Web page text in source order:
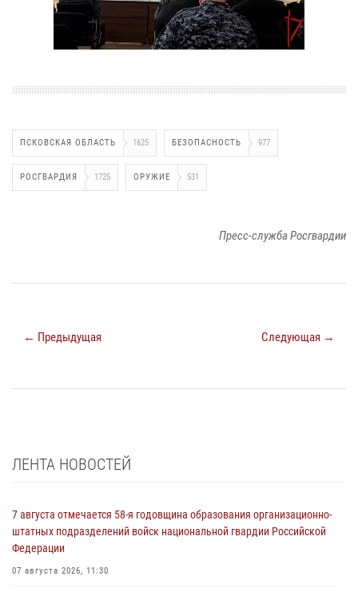
ПСКОВСКАЯ ОБЛАСТЬ 1625 БЕЗОПАСНОСТЬ 977
РОСГВАРДИЯ 1725 ОРУЖИЕ 531
Пресс-служба Росгвардии
← Предыдущая Следующая →
ЛЕНТА НОВОСТЕЙ
7 августа отмечается 58-я годовщина образования организационно-
штатных подразделений войск национальной гвардии Российской
Федерации
07 августа 2026, 11:30